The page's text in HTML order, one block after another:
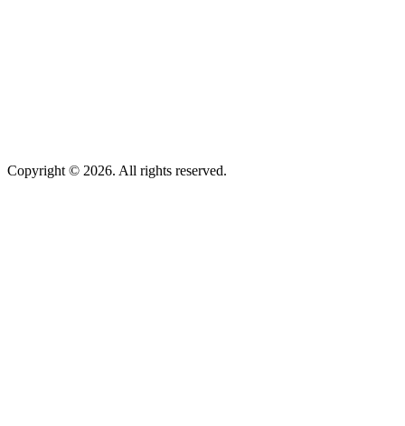
Copyright © 2026. All rights reserved.